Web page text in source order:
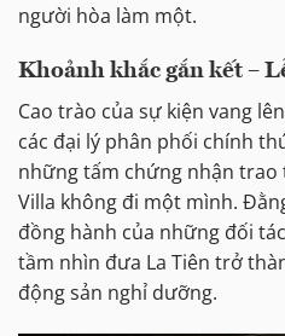
người hòa làm một.
Khoảnh khắc gắn kết –
Cao trào của sự kiện vang
các đại lý phân phối chính
những tấm chứng nhận trao
Villa không đi một mình.
đồng hành của những đối
tầm nhìn đưa La Tiên trở
động sản nghỉ dưỡng.